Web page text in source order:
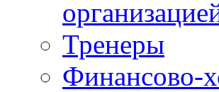
Тренеры
Финансово-